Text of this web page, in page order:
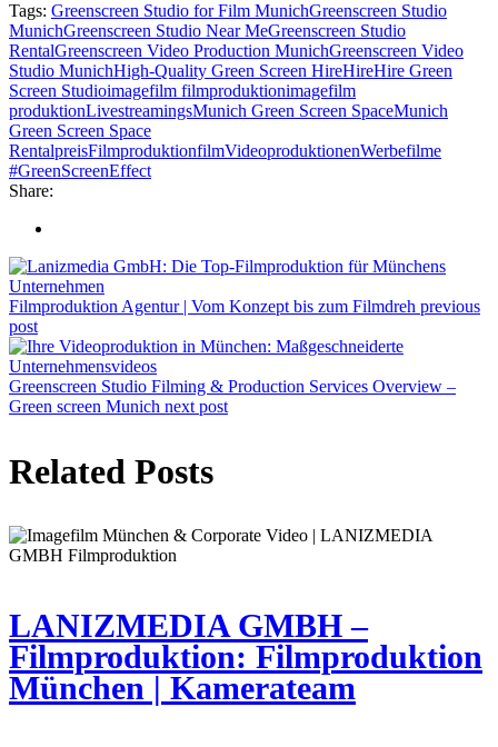
Tags: Greenscreen Studio for Film MunichGreenscreen Studio
MunichGreenscreen Studio Near MeGreenscreen Studio
RentalGreenscreen Video Production MunichGreenscreen Video
Studio MunichHigh-Quality Green Screen HireHireHire Green
Screen Studioimagefilm filmproduktionimagefilm
produktionLivestreamingsMunich Green Screen SpaceMunich
Green Screen Space
RentalpreisFilmproduktionfilmVideoproduktionenWerbefilme
#GreenScreenEffect
Share:
Filmproduktion Agentur | Vom Konzept bis zum Filmdreh previous
post
Greenscreen Studio Filming & Production Services Overview –
Green screen Munich next post
Related Posts
LANIZMEDIA GMBH –
Filmproduktion: Filmproduktion
München | Kamerateam